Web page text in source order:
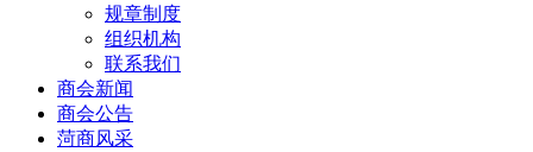
规章制度
组织机构
联系我们
商会新闻
商会公告
菏商风采